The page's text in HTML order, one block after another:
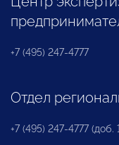
+7 (495) 247-4777
Отдел
+7 (495) 247-4777 (доб.